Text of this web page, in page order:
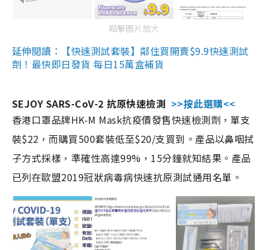
點擊圖片放大
延伸閱讀：【快速測試套裝】鄰住買開賣$9.9快速測試
劑！最快即日發貨 每日15萬盒補貨
SEJOY SARS-CoV-2 抗原快速檢測 >>按此選購<<
香港口罩品牌HK-M Mask抗疫價發售快速檢測劑，單支
裝$22，而購買500套裝低至$20/支買到。產品以鼻咽拭
子方式採樣，準確性高達99%，15分鐘就知結果。產品
已列在歐盟2019冠狀病毒病快速抗原測試通用名單。